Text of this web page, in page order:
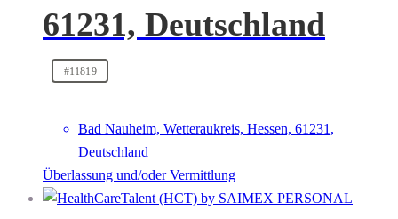
61231, Deutschland
#11819
Bad Nauheim, Wetteraukreis, Hessen, 61231,
Deutschland
Überlassung und/oder Vermittlung